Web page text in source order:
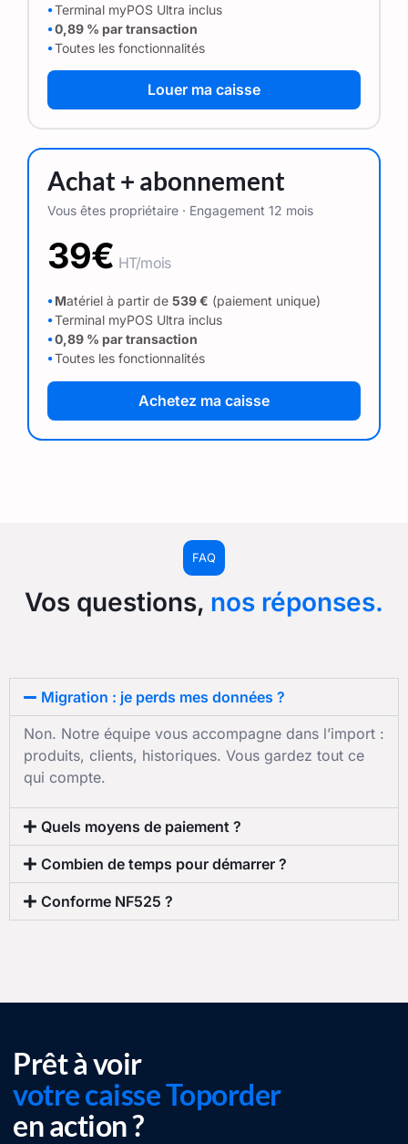
⦁Terminal myPOS Ultra inclus
⦁0,89 % par transaction
⦁Toutes les fonctionnalités
Louer ma caisse
Achat + abonnement
Vous êtes propriétaire · Engagement 12 mois
39€ HT/mois
⦁Matériel à partir de 539 € (paiement unique)
⦁Terminal myPOS Ultra inclus
⦁0,89 % par transaction
⦁Toutes les fonctionnalités
Achetez ma caisse
FAQ
Vos questions, nos réponses.
Migration : je perds mes données ?
Non. Notre équipe vous accompagne dans l’import :
produits, clients, historiques. Vous gardez tout ce
qui compte.
Quels moyens de paiement ?
Combien de temps pour démarrer ?
Conforme NF525 ?
Prêt à voir
votre caisse Toporder
en action ?